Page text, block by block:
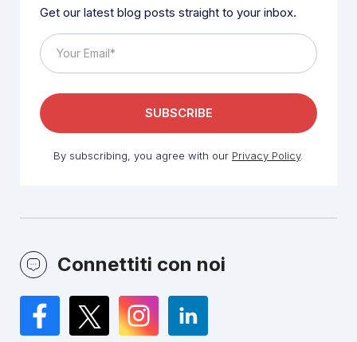
Get our latest blog posts straight to your inbox.
By subscribing, you agree with our Privacy Policy.
Connettiti con noi
Facebook
TwitterInstagramLinkedIn